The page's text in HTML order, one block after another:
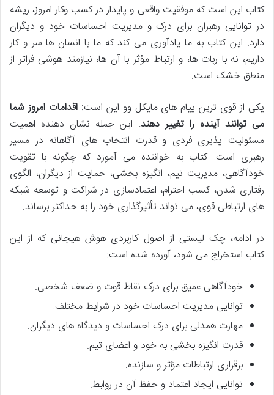
کتاب این است که موفقیت واقعی و پایدار در کسب وکار امروز، ریشه
در توانایی رهبران برای درک و مدیریت احساسات خود و دیگران
دارد. این کتاب به ما یادآوری می کند که ما با انسان ها سر و کار
داریم، نه با ربات ها، و ارتباط مؤثر با آن ها، نیازمند هوشی فراتر از
منطق خشک است.
یکی از قوی ترین پیام های مایکل وو این است:اقدامات امروز شما
می توانند آینده را تغییر دهند. این جمله نشان دهنده اهمیت
مسئولیت پذیری فردی و قدرت انتخاب های آگاهانه در مسیر
رهبری است. کتاب به خواننده می آموزد که چگونه با تقویت
خودآگاهی، مدیریت تیم، انگیزه بخشی، حمایت از دیگران، الگوی
رفتاری شدن، کسب احترام، اعتمادسازی در شراکت و توسعه شبکه
های ارتباطی قوی، می تواند تأثیرگذاری خود را به حداکثر برساند.
در ادامه، چک لیستی از اصول کاربردی هوش هیجانی که از این
کتاب استخراج می شود، آورده شده است:
خودآگاهی عمیق برای درک نقاط قوت و ضعف شخصی.
توانایی مدیریت احساسات خود در شرایط مختلف.
مهارت همدلی برای درک احساسات و دیدگاه های دیگران.
قدرت انگیزه بخشی به خود و اعضای تیم.
برقراری ارتباطات مؤثر و سازنده.
توانایی ایجاد اعتماد و حفظ آن در روابط.